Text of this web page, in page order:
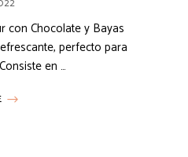
con Chocolate y Bayas
perfecto para
en …